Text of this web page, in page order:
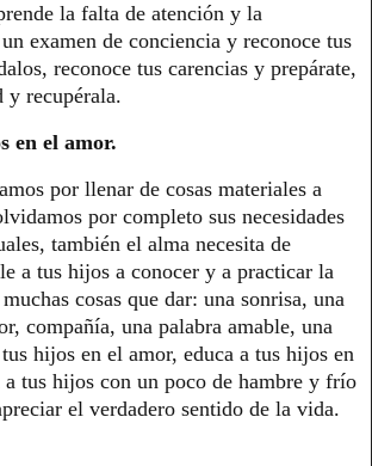
la falta de atención y la
examen de conciencia y reconoce tus
reconoce tus carencias y prepárate,
y recupérala.
en el amor.
por llenar de cosas materiales a
por completo sus necesidades
también el alma necesita de
a tus hijos a conocer y a practicar la
cosas que dar: una sonrisa, una
compañía, una palabra amable, una
hijos en el amor, educa a tus hijos en
a tus hijos con un poco de hambre y frío
el verdadero sentido de la vida.